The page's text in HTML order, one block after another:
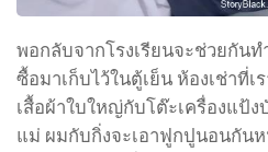
พอกลับจากโรงเรียนจะช่วยกัน
ซื้อมาเก็บไว้ในตู้เย็น ห้องเช่าที่
เสื้อผ้าใบใหญ่กับโต๊ะเครื่องแป้
แม่ ผมกับกิ่งจะเอาฟูกปูนอนกัน